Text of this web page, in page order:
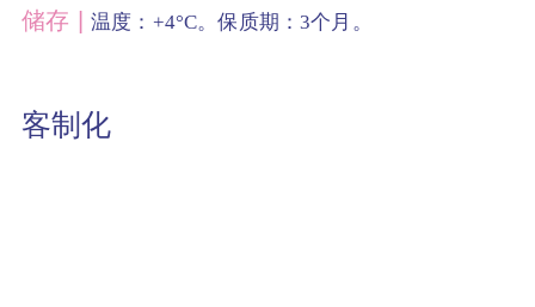
储存 | 温度：+4°C。保质期：3个月。
客制化